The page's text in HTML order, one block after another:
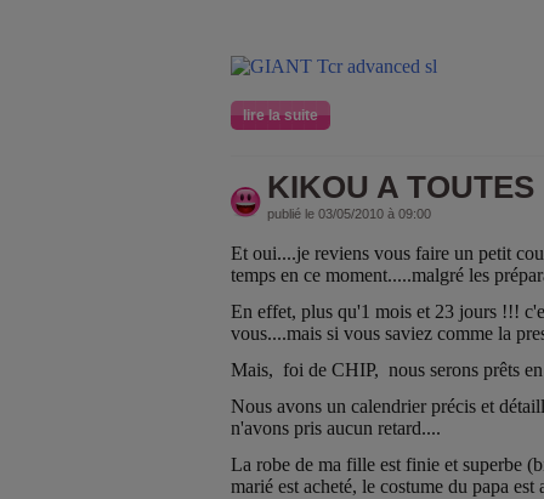
lire la suite
KIKOU A TOUTES
publié le 03/05/2010 à 09:00
Et oui....je reviens vous faire un petit
temps en ce moment.....malgré les
En effet, plus qu'1 mois et 23 jours !!!
vous....mais si vous saviez comme la
Mais, foi de CHIP, nous serons prêts en
Nous avons un calendrier précis et
n'avons pris aucun retard....
La robe de ma fille est finie et superbe
marié est acheté, le costume du papa est